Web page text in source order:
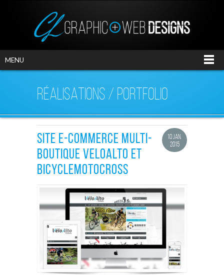
MENU
RÉALISATIONS / PORTFOLIO
10 JAN.
2015
SITE E-COMMERCE MULTI-
BOUTIQUE VELOALTO ET
BICYCLEMOTOCROSS